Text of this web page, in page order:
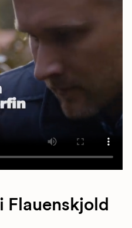
Flauenskjold